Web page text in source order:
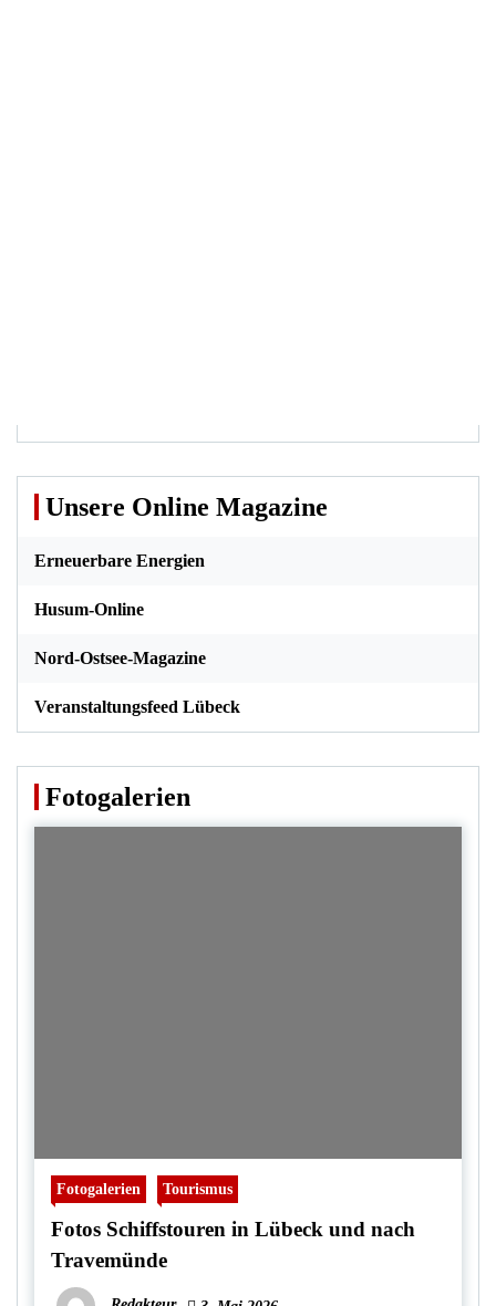
Unsere Online Magazine
Erneuerbare Energien
Husum-Online
Nord-Ostsee-Magazine
Veranstaltungsfeed Lübeck
Fotogalerien
Fotogalerien Tourismus
Fotos Schiffstouren in Lübeck und nach
Travemünde